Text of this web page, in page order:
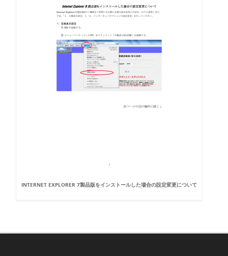
INTERNET EXPLORER 7製品版をインストールした場合の設定変更について